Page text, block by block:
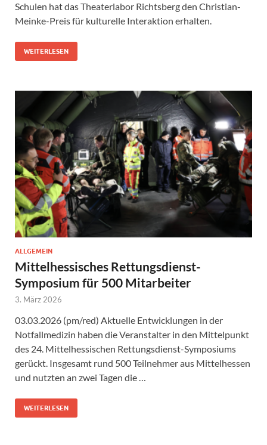
Schulen hat das Theaterlabor Richtsberg den Christian-
Meinke-Preis für kulturelle Interaktion erhalten.
WEITERLESEN
ALLGEMEIN
Mittelhessisches Rettungsdienst-
Symposium für 500 Mitarbeiter
3. März 2026
03.03.2026 (pm/red) Aktuelle Entwicklungen in der
Notfallmedizin haben die Veranstalter in den Mittelpunkt
des 24. Mittelhessischen Rettungsdienst-Symposiums
gerückt. Insgesamt rund 500 Teilnehmer aus Mittelhessen
und nutzten an zwei Tagen die …
WEITERLESEN